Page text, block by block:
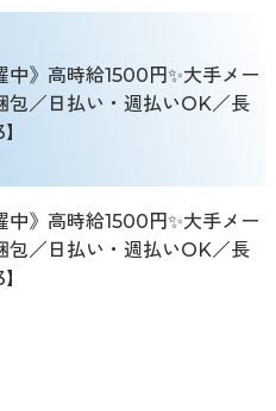
中》高時給1500円✨大手メー
包／日払い・週払いOK／長
中》高時給1500円✨大手メー
包／日払い・週払いOK／長